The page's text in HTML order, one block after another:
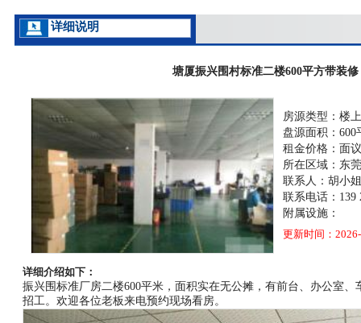
详细说明
塘厦振兴围村标准二楼600平方带装
房源类型：楼
盘源面积：600
租金价格：面议
所在区域：东
联系人：胡小姐
联系电话：139
附属设施：
更新时间：
详细介绍如下：
振兴围标准厂房二楼600平米，面积实在无公摊，有前台、办公室
招工。欢迎各位老板来电预约现场看房。